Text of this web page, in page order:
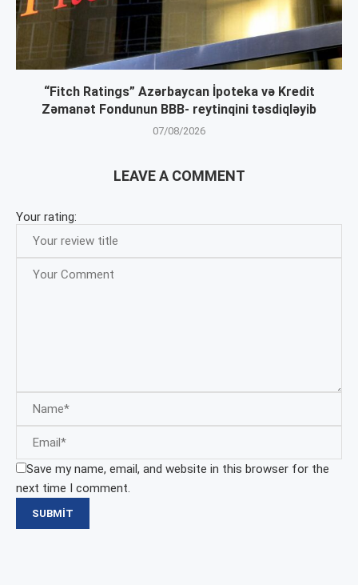
“Fitch Ratings” Azərbaycan İpoteka və Kredit
Zəmanət Fondunun BBB- reytinqini təsdiqləyib
07/08/2026
LEAVE A COMMENT
Your rating:
Save my name, email, and website in this browser for the
next time I comment.